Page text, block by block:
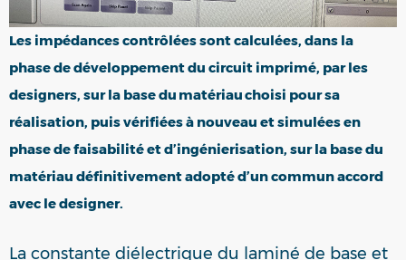
Les impédances contrôlées sont calculées, dans la
phase de développement du circuit imprimé, par les
designers, sur la base du matériau choisi pour sa
réalisation, puis vérifiées à nouveau et simulées en
phase de faisabilité et d’ingénierisation, sur la base du
matériau définitivement adopté d’un commun accord
avec le designer.
La constante diélectrique du laminé de base et